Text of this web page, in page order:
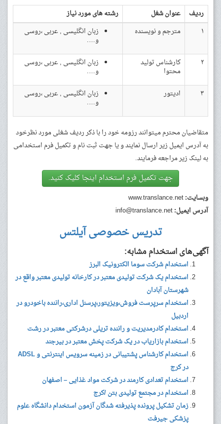
ردیف
عنوان شغل
رشته های مورد نیاز
۱
مترجم و نویسنده زبان انگلیسی , عربی ،روسی
و….
۲
کارشناس تولید
محتوا
زبان انگلیسی , عربی ،روسی
و….
۳
ادیتور زبان انگلیسی , عربی ،روسی
و….
متقاضیان محترم میتوانند رزومه خود را با ذکر ردیف شغلی مورد نظرخود
به آدرس ایمیل زیر ارسال نمایند و یا جهت ثبت نام و تکمیل فرم استخدامی
به لینک زیر مراجعه فرمایند.
جهت تکمیل فرم استخدام اینجا کلیک کنید.
وبسایت:
آدرس ایمیل:info@translance.net
تدریس خصوصی آیلتس
آگهی‌های استخدام مشابه:
استخدام شرکت سوما الکترونیک البرز
استخدام یک شرکت تولیدی معتبر در کارخانه تولیدی معتبر واقع در
شهرستان آبادان
استخدام سرپرست فروش،ویزیتور،پرسنل اداری،راننده باخودرو در
اردبیل
استخدام کادرمدیریت و راننده تریلی درشرکتی معتبر در رشت
استخدام بازاریاب در یک شرکت پخش معتبر در بیرجند
استخدام کارشناس پشتیبانی در زمینه سرویس اینترنتی و ADSL
در کرج
استخدام تعدادی کارمند در شرکت مواد غذایی – اصفهان
استخدام در مجتمع تولیدی بتن /کرج
زمان تشکیل پرونده پذیرفته شدگان آزمون استخدام دانشگاه علوم
پزشکی جیرفت